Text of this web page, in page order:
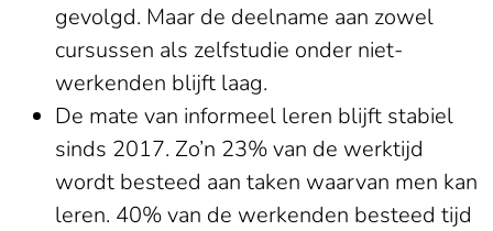
gevolgd. Maar de deelname aan zowel
cursussen als zelfstudie onder niet-
werkenden blijft laag.
De mate van informeel leren blijft stabiel
sinds 2017. Zo’n 23% van de werktijd
wordt besteed aan taken waarvan men kan
leren. 40% van de werkenden besteed tijd